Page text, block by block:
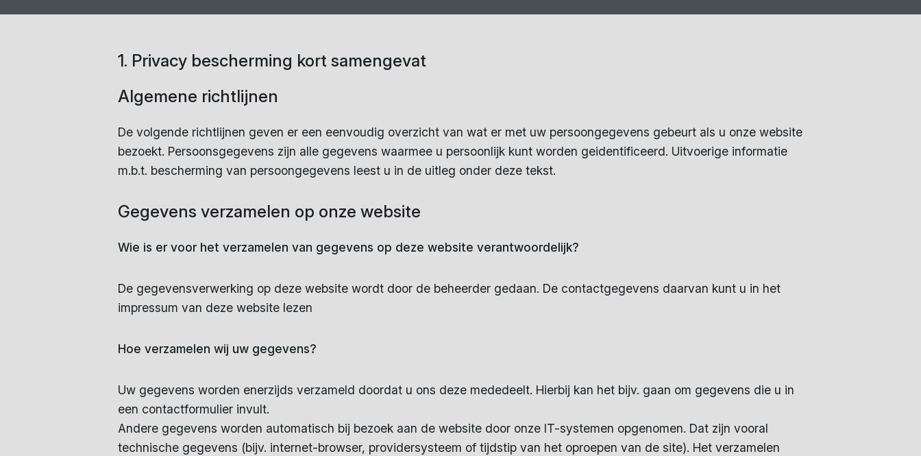
1. Privacy bescherming kort samengevat
Algemene richtlijnen
De volgende richtlijnen geven er een eenvoudig overzicht van wat er met uw persoongegevens gebeurt als u onze website
bezoekt. Persoonsgegevens zijn alle gegevens waarmee u persoonlijk kunt worden geidentificeerd. Uitvoerige informatie
m.b.t. bescherming van persoongegevens leest u in de uitleg onder deze tekst.
Gegevens verzamelen op onze website
Wie is er voor het verzamelen van gegevens op deze website verantwoordelijk?
De gegevensverwerking op deze website wordt door de beheerder gedaan. De contactgegevens daarvan kunt u in het
impressum van deze website lezen
Hoe verzamelen wij uw gegevens?
Uw gegevens worden enerzijds verzameld doordat u ons deze mededeelt. Hierbij kan het bijv. gaan om gegevens die u in
een contactformulier invult.
Andere gegevens worden automatisch bij bezoek aan de website door onze IT-systemen opgenomen. Dat zijn vooral
technische gegevens (bijv. internet-browser, providersysteem of tijdstip van het oproepen van de site). Het verzamelen